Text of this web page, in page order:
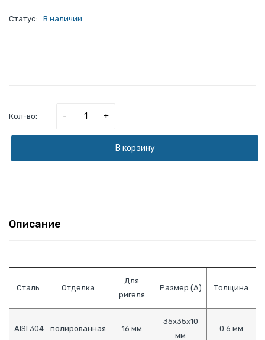
Статус: В наличии
Кол-во: - +
В корзину
Описание
Сталь Отделка
Для
ригеля
Размер (A) Толщина
AISI 304 полированная 16 мм
35х35х10
мм
0.6 мм